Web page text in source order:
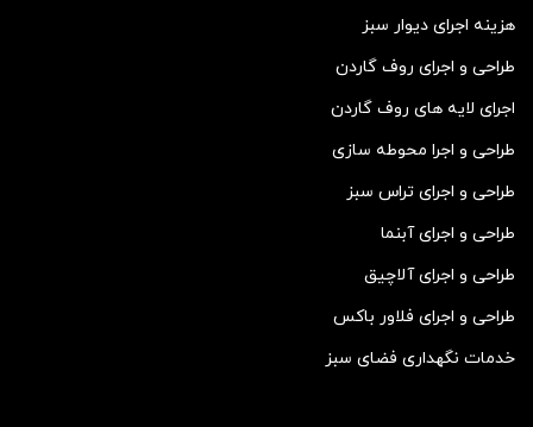
هزینه اجرای دیوار سبز
طراحی و اجرای روف گاردن
اجرای لایه های روف گاردن
طراحی و اجرا محوطه سازی
طراحی و اجرای تراس سبز
طراحی و اجرای آبنما
طراحی و اجرای آلاچیق
طراحی و اجرای فلاور باکس
خدمات نگهداری فضای سبز